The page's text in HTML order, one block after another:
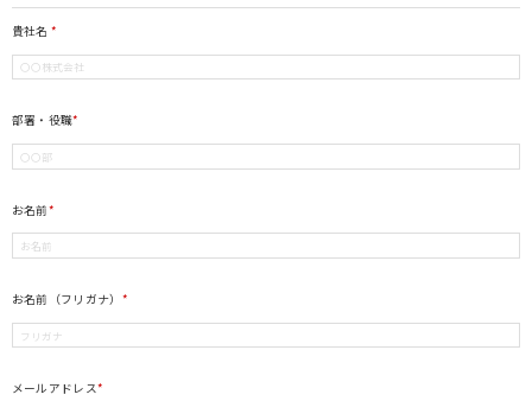
貴社名*
部署・役職*
お名前*
お名前（フリガナ） *
メールアドレス*